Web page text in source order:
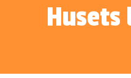
Husets